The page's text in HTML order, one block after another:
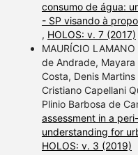
consumo de água:
- SP visando à
, HOLOS: v. 7 (2017)
MAURÍCIO
de Andrade, Mayara
Costa, Denis
Cristiano Capellani
Plinio Barbosa de
assessment in a
understanding for
HOLOS: v. 3 (2019)